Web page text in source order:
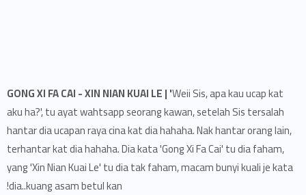
GONG XI FA CAI - XIN NIAN KUAI LE | 'Weii Sis, apa kau ucap kat
aku ha?', tu ayat wahtsapp seorang kawan, setelah Sis tersalah
hantar dia ucapan raya cina kat dia hahaha. Nak hantar orang lain,
terhantar kat dia hahaha. Dia kata 'Gong Xi Fa Cai' tu dia faham,
yang 'Xin Nian Kuai Le' tu dia tak faham, macam bunyi kuali je kata
dia..kuang asam betul kan!